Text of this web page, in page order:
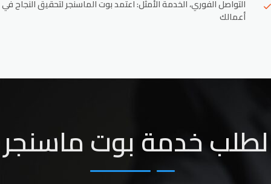
التواصل الفوري، الخدمة الأمثل: اعتمد بوت الماسنجر لتحقيق النجاح في
أعمالك
لطلب خدمة بوت ماسنجر